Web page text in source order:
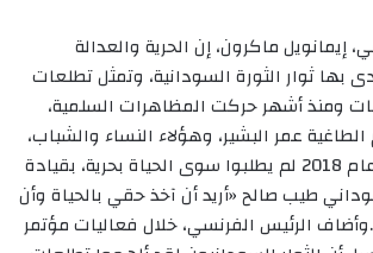
إيمانويل ماكرون، إن الحرية والعدالة
بها ثوار الثورة السودانية، وتمثل تطلعات
ومنذ أشهر حركت المظاهرات السلمية،
عمر البشير، وهؤلاء النساء والشباب،
ممن تظاهروا في عام 2018 لم يطلبوا سوى الحياة بحرية، بقيادة
طيب صالح «أريد أن آخذ حقي بالحياة وأن
الرئيس الفرنسي، خلال فعاليات مؤتمر